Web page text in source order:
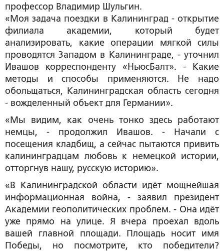
профессор Владимир Шульгин.
«Моя задача поездки в Калининград - открытие
филиала академии, который будет
анализировать, какие операции мягкой силы
проводятся Западом в Калининграде, - уточнил
Ивашов корреспонденту «НьюсБалт». - Какие
методы и способы применяются. Не надо
обольщаться, Калининградская область сегодня
- вожделенный объект для Германии».
«Мы видим, как очень тонко здесь работают
немцы, - продолжил Ивашов. - Начали с
посещения кладбищ, а сейчас пытаются привить
калининградцам любовь к немецкой истории,
отторгнув нашу, русскую историю».
«В Калининградской области идёт мощнейшая
информационная война, - заявил президент
Академии геополитических проблем. - Она идёт
уже прямо на улице. Я вчера проехал вдоль
вашей главной площади. Площадь носит имя
Победы, но посмотрите, кто победители?